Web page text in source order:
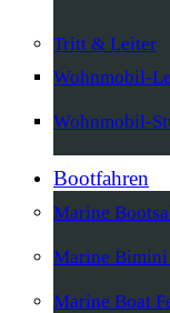
Tritt & Leiter
Wohnmobil-
Wohnmobil-
Bootfahren
Marine
Marine Bimini
Marine Boat